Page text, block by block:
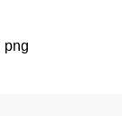
png